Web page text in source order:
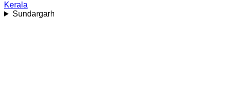
Kerala
Sundargarh